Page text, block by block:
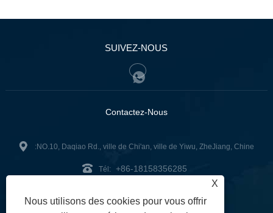
SUIVEZ-NOUS
Contactez-Nous
:NO.10, Daqiao Rd., ville de Chi'an, ville de Yiwu, ZheJiang, Chine
Tél: +86-18158356285
X
Nous utilisons des cookies pour vous offrir